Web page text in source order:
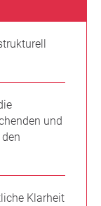
und
Klarheit